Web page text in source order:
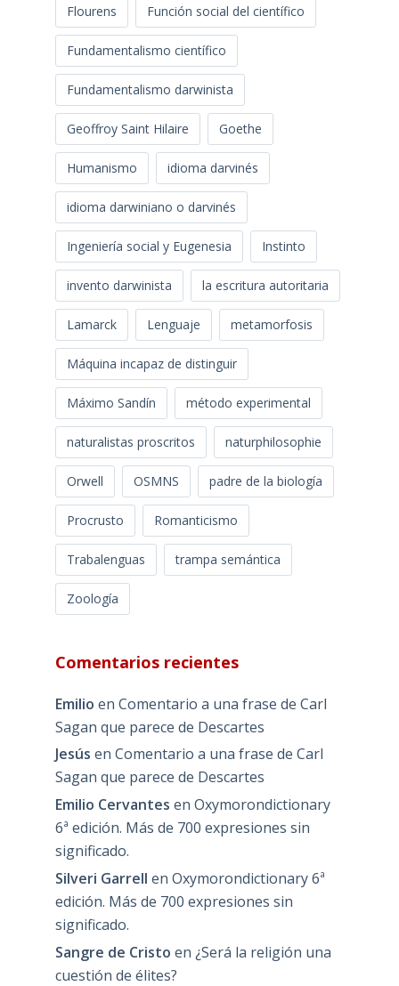
Flourens Función social del científico
Fundamentalismo científico
Fundamentalismo darwinista
Geoffroy Saint Hilaire Goethe
Humanismo idioma darvinés
idioma darwiniano o darvinés
Ingeniería social y Eugenesia Instinto
invento darwinista la escritura autoritaria
Lamarck Lenguaje metamorfosis
Máquina incapaz de distinguir
Máximo Sandín método experimental
naturalistas proscritos naturphilosophie
Orwell OSMNS padre de la biología
Procrusto Romanticismo
Trabalenguas trampa semántica
Zoología
Comentarios recientes
Emilio en Comentario a una frase de Carl
Sagan que parece de Descartes
Jesús en Comentario a una frase de Carl
Sagan que parece de Descartes
Emilio Cervantes en Oxymorondictionary
6ª edición. Más de 700 expresiones sin
significado.
Silveri Garrell en Oxymorondictionary 6ª
edición. Más de 700 expresiones sin
significado.
Sangre de Cristo en ¿Será la religión una
cuestión de élites?